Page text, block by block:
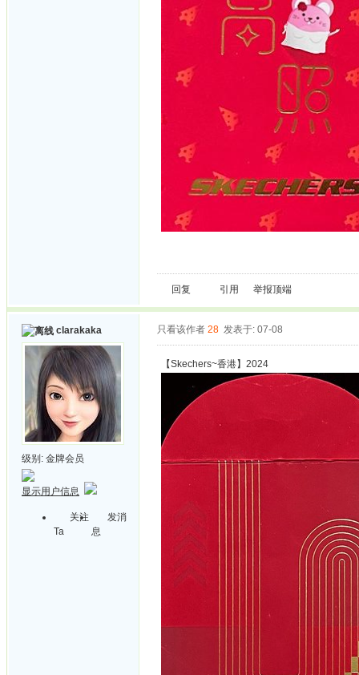
回复 引用 举报顶端
clarakaka
级别: 金牌会员
显示用户信息
关注
Ta
发消
息
只看该作者 28 发表于: 07-08
【Skechers~香港】2024